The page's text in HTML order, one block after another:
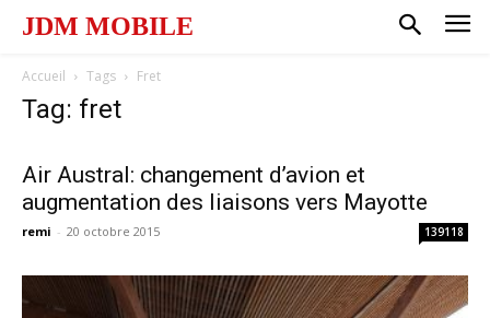
JDM MOBILE
Accueil Tags Fret
Tag: fret
Air Austral: changement d’avion et
augmentation des liaisons vers Mayotte
remi - 20 octobre 2015 139118